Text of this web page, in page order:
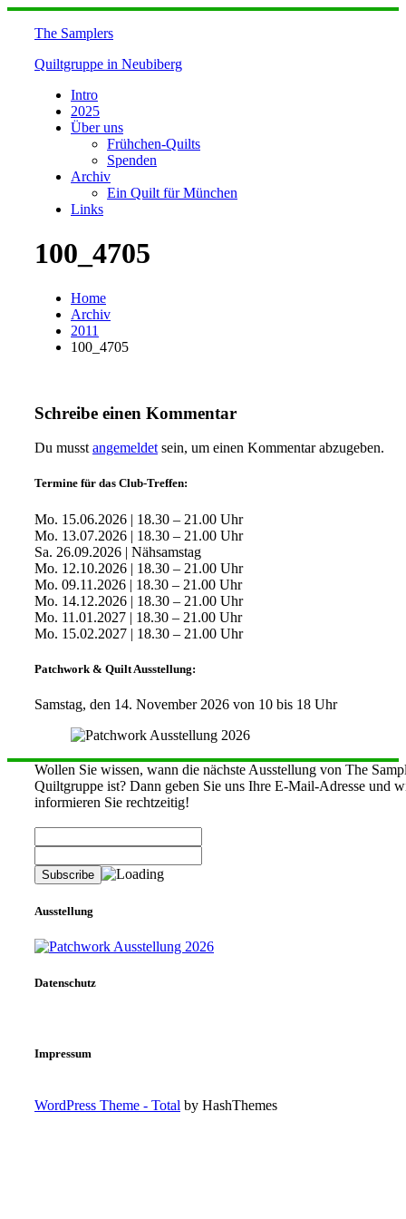
Skip
The Samplers
Quiltgruppe in Neubiberg
Intro
2025
Über uns
Frühchen-Quilts
Spenden
Archiv
Ein Quilt für München
Links
100_4705
Home
Archiv
2011
100_4705
Schreibe einen Kommentar
Du musst angemeldet sein, um einen Kommentar abzugeben.
Termine für das Club-Treffen:
Mo. 15.06.2026 | 18.30 – 21.00 Uhr
Mo. 13.07.2026 | 18.30 – 21.00 Uhr
Sa. 26.09.2026 | Nähsamstag
Mo. 12.10.2026 | 18.30 – 21.00 Uhr
Mo. 09.11.2026 | 18.30 – 21.00 Uhr
Mo. 14.12.2026 | 18.30 – 21.00 Uhr
Mo. 11.01.2027 | 18.30 – 21.00 Uhr
Mo. 15.02.2027 | 18.30 – 21.00 Uhr
Patchwork & Quilt Ausstellung:
Samstag, den 14. November 2026 von 10 bis 18 Uhr
Wollen Sie wissen, wann die nächste Ausstellung von The
Quiltgruppe ist? Dann geben Sie uns Ihre E-Mail-Adresse und
informieren Sie rechtzeitig!
Ausstellung
Datenschutz
Impressum
WordPress Theme - Total by HashThemes